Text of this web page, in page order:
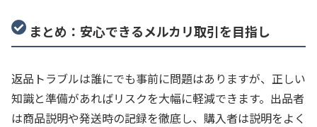
まとめ：安心できるメルカリ取引を目指し
返品トラブルは誰にでも事前に問題はありますが、正しい
知識と準備があればリスクを大幅に軽減できます。出品者
は商品説明や発送時の記録を徹底し、購入者は説明をよく